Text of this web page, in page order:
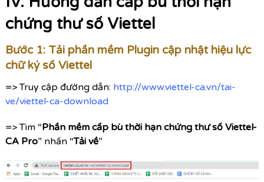
chứng thư số Viettel
Bước 1: Tải phần mềm Plugin cập nhật hiệu lực
chữ ký số Viettel
=> Truy cập đường dẫn: http://www.viettel-ca.vn/tai-
ve/viettel-ca-download
=> Tìm “Phần mềm cấp bù thời hạn chứng thư số Viettel-
CA Pro” nhấn “Tải về”